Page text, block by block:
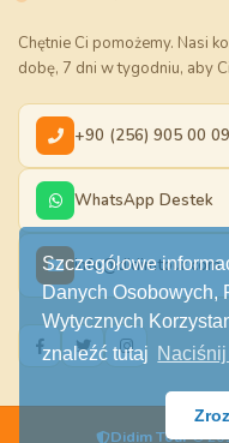
Szczegółowe
Danych Osobowych,
Wytycznych
znaleźć tutaj
Chętnie Ci pomożemy. Nasi
dobę, 7 dni w tygodniu, aby
+90 (256) 905 00 09
WhatsApp Destek
info@didimtour.com
Didim Tour©